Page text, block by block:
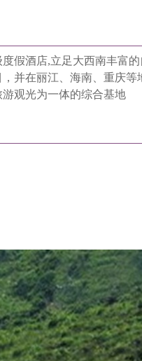
假酒店,立足大西南丰富
并在丽江、海南、重庆等
观光为一体的综合基地